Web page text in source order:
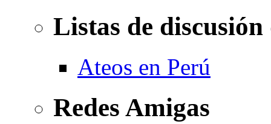
Listas de discusión
Ateos en Perú
Redes Amigas